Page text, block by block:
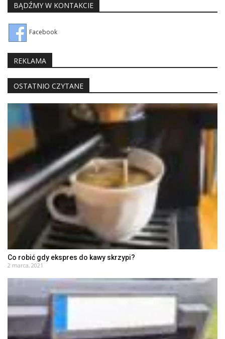
BĄDŹMY W KONTAKCIE
Facebook
REKLAMA
OSTATNIO CZYTANE
Co robić gdy ekspres do kawy skrzypi?
2 marca, 2021